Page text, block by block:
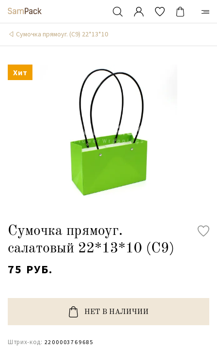
Сумочка прямоуг. (С9) 22*13*10
Хит
Сумочка прямоуг.
салатовый 22*13*10 (С9)
75 РУБ.
НЕТ В НАЛИЧИИ
Штрих-код: 2200003769685